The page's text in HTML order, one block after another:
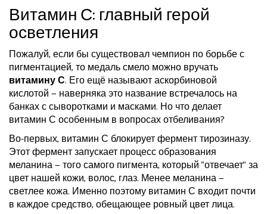
Витамин С: главный герой
осветления
Пожалуй, если бы существовал чемпион по борьбе с
пигментацией, то медаль смело можно вручать
витамину С. Его ещё называют аскорбиновой
кислотой — наверняка это название встречалось на
банках с сыворотками и масками. Но что делает
витамин С особенным в вопросах отбеливания?
Во-первых, витамин С блокирует фермент тирозиназу.
Этот фермент запускает процесс образования
меланина — того самого пигмента, который "отвечает" за
цвет нашей кожи, волос, глаз. Менее меланина —
светлее кожа. Именно поэтому витамин С входит почти
в каждое средство, обещающее ровный цвет лица.